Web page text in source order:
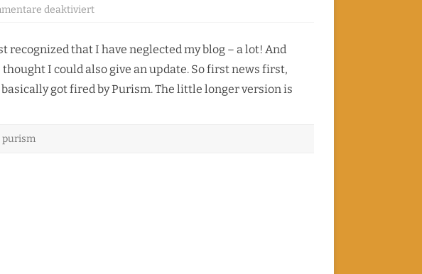
deaktiviert
Purism
Mercedes
Benz
recognized that I have neglected my blog – a lot! And
I could also give an update. So first news first,
got fired by Purism. The little longer version is
purism